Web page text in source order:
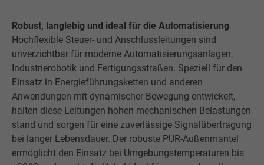
Robust, langlebig und ideal für die Automatisierung
Hochflexible Steuer- und Anschlussleitungen sind
unverzichtbar für moderne Automatisierungsanlagen,
Industrierobotik und Fertigungsstraßen. Speziell für den
Einsatz in Energieführungsketten und anderen
Anwendungen mit dynamischer Bewegung entwickelt,
halten diese Leitungen hohen mechanischen Belastungen
stand und sorgen für eine zuverlässige Signalübertragung
bei langer Lebensdauer. Der robuste PUR-Außenmantel
ermöglicht den Einsatz bei Umgebungstemperaturen bis